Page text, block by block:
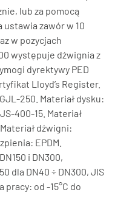
lub za pomocą
ustawia zawór w 10
w pozycjach
występuje dźwignia z
dyrektywy PED
Lloyd’s Register.
250. Materiał dysku:
400-15. Materiał
dźwigni:
EPDM.
i DN300,
dla DN40 ÷ DN300, JIS
pracy: od -15°C do